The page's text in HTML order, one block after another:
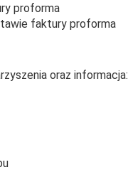
proforma
faktury proforma
oraz informacja: